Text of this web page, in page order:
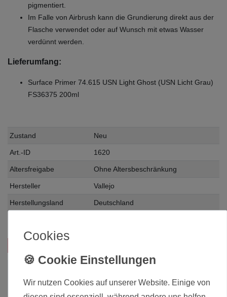
pigmentiert.
Im Falle von Airbrush kann die Grundierung direkt aus der
Flasche verwendet oder auf Wunsch mit etwas Wasser
verdünnt werden.
Lieferumfang:
Surface Primer 74.615 USN Light Ghost (USN Licht Grau)
FS36375 200ml
Zustand Neu
Art.-ID 1620
Altersfreigabe Ohne Altersbeschränkung
Hersteller Vallejo
Herstellungsland Deutschland
Cookies
Wir nutzen Cookies auf unserer Website. Einige von